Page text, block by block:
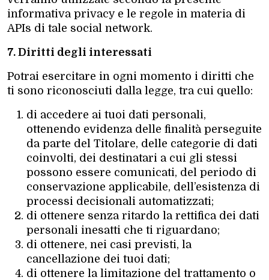
informativa privacy e le regole in materia di
APIs di tale social network.
7. Diritti degli interessati
Potrai esercitare in ogni momento i diritti che
ti sono riconosciuti dalla legge, tra cui quello:
di accedere ai tuoi dati personali,
ottenendo evidenza delle finalità perseguite
da parte del Titolare, delle categorie di dati
coinvolti, dei destinatari a cui gli stessi
possono essere comunicati, del periodo di
conservazione applicabile, dell’esistenza di
processi decisionali automatizzati;
di ottenere senza ritardo la rettifica dei dati
personali inesatti che ti riguardano;
di ottenere, nei casi previsti, la
cancellazione dei tuoi dati;
di ottenere la limitazione del trattamento o